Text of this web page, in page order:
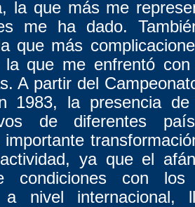
la que más me
me ha dado.
que más
la que me enfrentó con
A partir del
1983, la presencia de
de diferentes
importante
ya que el
condiciones con los
a nivel internacional,